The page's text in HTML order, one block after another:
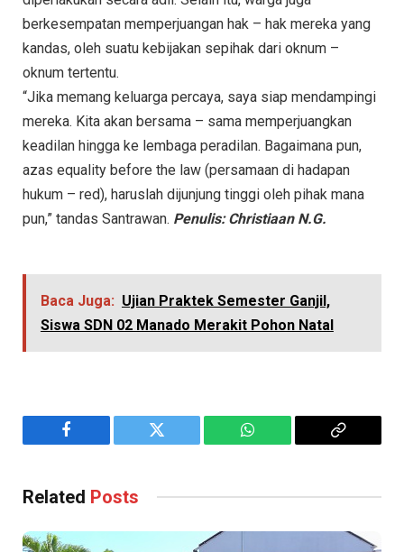
berkesempatan memperjuangan hak – hak mereka yang
kandas, oleh suatu kebijakan sepihak dari oknum –
oknum tertentu.
“Jika memang keluarga percaya, saya siap mendampingi
mereka. Kita akan bersama – sama memperjuangkan
keadilan hingga ke lembaga peradilan. Bagaimana pun,
azas equality before the law (persamaan di hadapan
hukum – red), haruslah dijunjung tinggi oleh pihak mana
pun,” tandas Santrawan. Penulis: Christiaan N.G.
Baca Juga: Ujian Praktek Semester Ganjil,
Siswa SDN 02 Manado Merakit Pohon Natal
Facebook Twitter WhatsApp
Copy
Related Posts